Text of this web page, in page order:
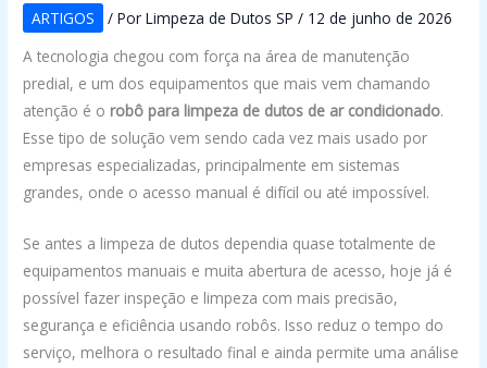
ARTIGOS / PorLimpeza de Dutos SP/ 12 de junho de 2026
A tecnologia chegou com força na área de manutenção
predial, e um dos equipamentos que mais vem chamando
atenção é o robô para limpeza de dutos de ar condicionado.
Esse tipo de solução vem sendo cada vez mais usado por
empresas especializadas, principalmente em sistemas
grandes, onde o acesso manual é difícil ou até impossível.
Se antes a limpeza de dutos dependia quase totalmente de
equipamentos manuais e muita abertura de acesso, hoje já é
possível fazer inspeção e limpeza com mais precisão,
segurança e eficiência usando robôs. Isso reduz o tempo do
serviço, melhora o resultado final e ainda permite uma análise